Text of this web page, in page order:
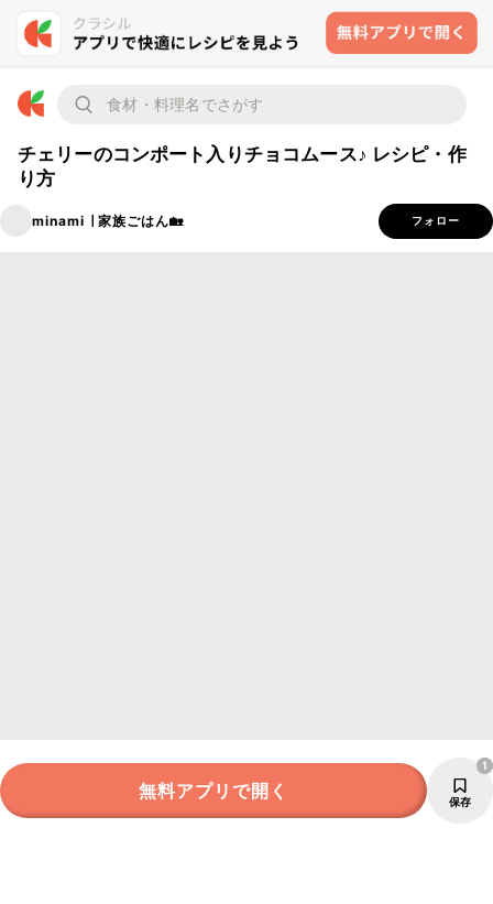
チェリーのコンポート入りチョコムース♪ レシピ・作
り方
minami ∣ 家族ごはん🏡 フォロー
無料アプリで開く 保存
1